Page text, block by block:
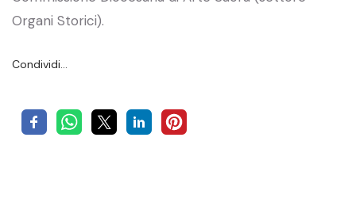
Organi Storici).
Condividi…